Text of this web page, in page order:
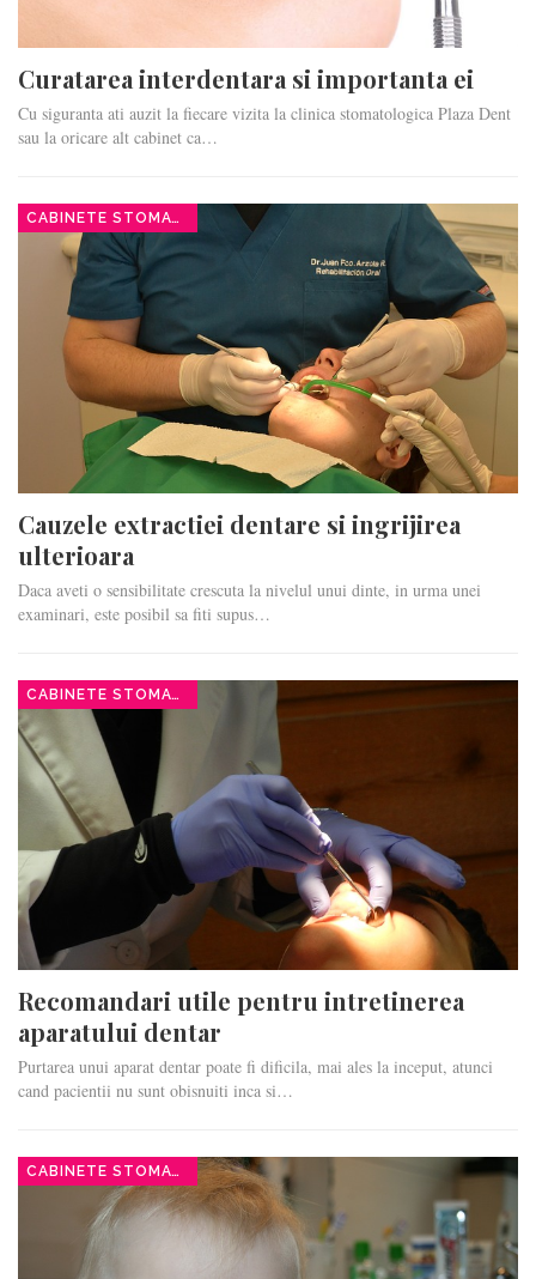
Curatarea interdentara si importanta ei
Cu siguranta ati auzit la fiecare vizita la clinica stomatologica Plaza Dent
sau la oricare alt cabinet ca…
CABINETE STOMATOLOGICE
Cauzele extractiei dentare si ingrijirea
ulterioara
Daca aveti o sensibilitate crescuta la nivelul unui dinte, in urma unei
examinari, este posibil sa fiti supus…
CABINETE STOMATOLOGICE
Recomandari utile pentru intretinerea
aparatului dentar
Purtarea unui aparat dentar poate fi dificila, mai ales la inceput, atunci
cand pacientii nu sunt obisnuiti inca si…
CABINETE STOMATOLOGICE